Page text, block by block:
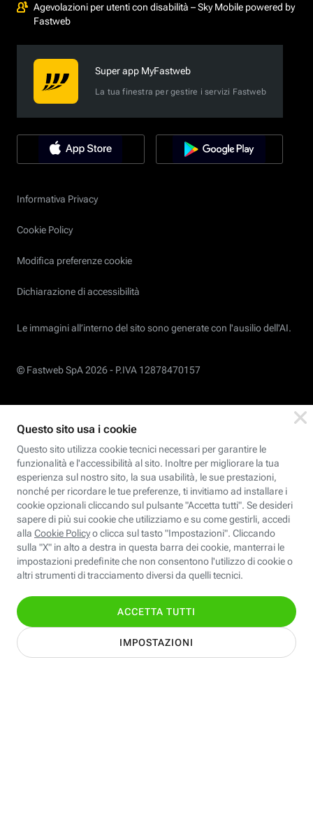
Agevolazioni per utenti con disabilità – Sky Mobile powered by
Fastweb
Super app MyFastweb
La tua finestra per gestire i servizi Fastweb
Informativa Privacy
Cookie Policy
Modifica preferenze cookie
Dichiarazione di accessibilità
Le immagini all’interno del sito sono generate con l'ausilio dell'AI.
© Fastweb SpA 2026 - P.IVA 12878470157